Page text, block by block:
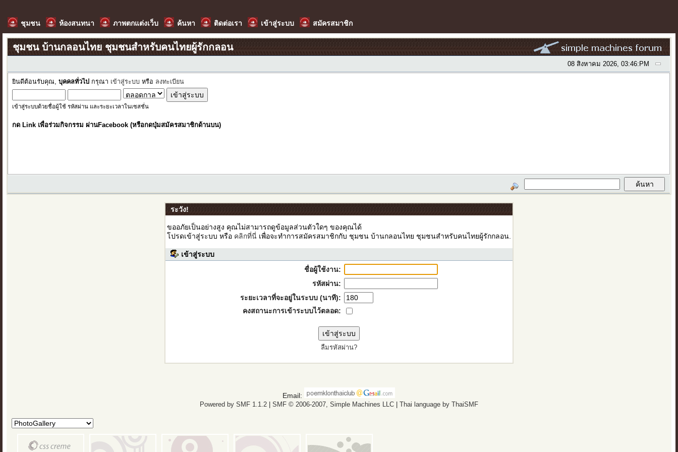
ชุมชน ห้องสนทนา ภาพตกแต่งเว็บ ค้นหา ติดต่อเรา เข้าสู่ระบบ สมัครสมาชิก
ชุมชน บ้านกลอนไทย ชุมชนสำหรับคนไทยผู้รักกลอน
08 สิงหาคม 2026, 03:46:PM
ยินดีต้อนรับคุณ,บุคคลทั่วไป กรุณา เข้าสู่ระบบ หรือ ลงทะเบียน
เข้าสู่ระบบด้วยชื่อผู้ใช้ รหัสผ่าน และระยะเวลาในเซสชั่น
กด Link เพื่อร่วมกิจกรรม ผ่านFacebook (หรือกดปุ่มสมัครสมาชิกด้านบน)
ระวัง!
ขออภัยเป็นอย่างสูง คุณไม่สามารถดูข้อมูลส่วนตัวใดๆ ของคุณได้
โปรดเข้าสู่ระบบ หรือ คลิกที่นี่เพื่อจะทำการสมัครสมาชิกกับ ชุมชน บ้านกลอนไทย ชุมชนสำหรับคนไทยผู้รักกลอน.
เข้าสู่ระบบ
ชื่อผู้ใช้งาน:
รหัสผ่าน:
ระยะเวลาที่จะอยู่ในระบบ (นาที):
คงสถานะการเข้าระบบไว้ตลอด:
ลืมรหัสผ่าน?
Email:
Powered by SMF 1.1.2| SMF © 2006-2007, Simple Machines LLC| Thai language by ThaiSMF